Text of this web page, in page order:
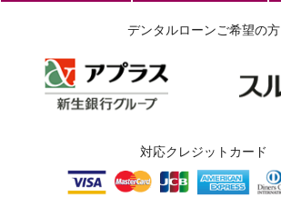
デンタルローンご希望の方
対応クレジットカード